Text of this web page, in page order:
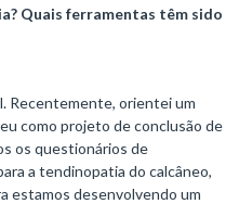
Quais ferramentas têm sido
Recentemente, orientei um
como projeto de conclusão de
os questionários de
a tendinopatia do calcâneo,
estamos desenvolvendo um